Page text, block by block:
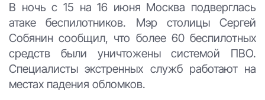
В ночь с 15 на 16 июня Москва подверглась
атаке беспилотников. Мэр столицы Сергей
Собянин сообщил, что более 60 беспилотных
средств были уничтожены системой ПВО.
Специалисты экстренных служб работают на
местах падения обломков.